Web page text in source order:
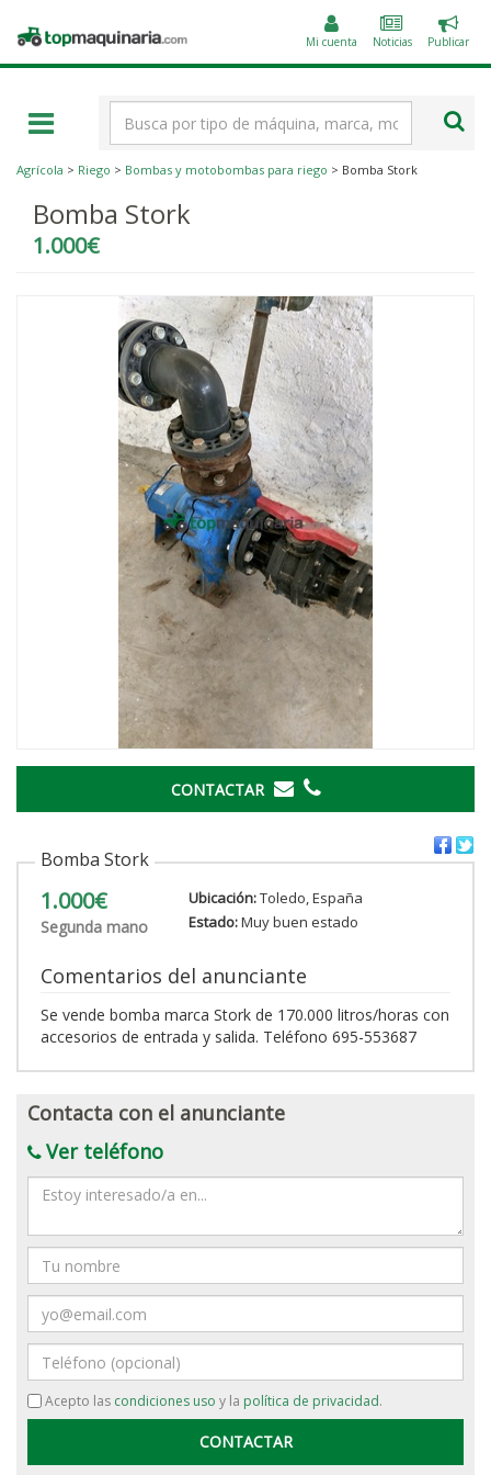
Topmaquinaria.com Mi cuenta Noticias
un
Publicar
Agrícola > Riego > Bombas y motobombas para riego > Bomba Stork
Bomba Stork
1.000€
CONTACTAR
Bomba Stork
1.000€
Segunda mano
Ubicación:Toledo, España
Estado:Muy buen estado
Comentarios del anunciante
Se vende bomba marca Stork de 170.000 litros/horas con
accesorios de entrada y salida. Teléfono 695-553687
Contacta con el anunciante
Ver teléfono
Mensaje
Nombre
Email
Teléfono
Acepto las condiciones uso y la política de privacidad.